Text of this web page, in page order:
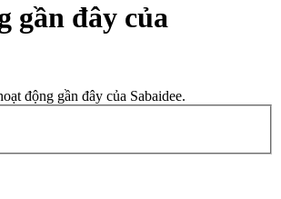
gần đây của
động gần đây của Sabaidee.